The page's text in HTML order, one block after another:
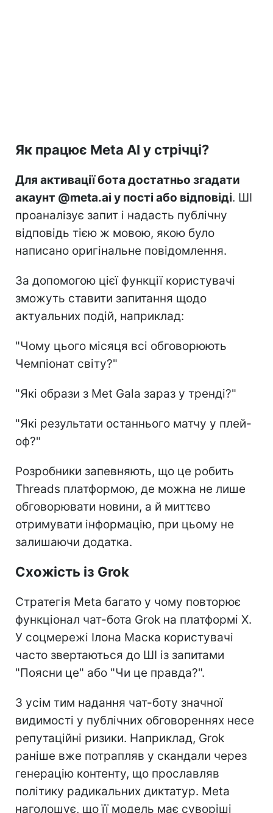
Як працює Meta AI у стрічці?
Для активації бота достатньо згадати
акаунт @meta.ai у пості або відповіді. ШІ
проаналізує запит і надасть публічну
відповідь тією ж мовою, якою було
написано оригінальне повідомлення.
За допомогою цієї функції користувачі
зможуть ставити запитання щодо
актуальних подій, наприклад:
"Чому цього місяця всі обговорюють
Чемпіонат світу?"
"Які образи з Met Gala зараз у тренді?"
"Які результати останнього матчу у плей-
оф?"
Розробники запевняють, що це робить
Threads платформою, де можна не лише
обговорювати новини, а й миттєво
отримувати інформацію, при цьому не
залишаючи додатка.
Схожість із Grok
Стратегія Meta багато у чому повторює
функціонал чат-бота Grok на платформі X.
У соцмережі Ілона Маска користувачі
часто звертаються до ШІ із запитами
"Поясни це" або "Чи це правда?".
З усім тим надання чат-боту значної
видимості у публічних обговореннях несе
репутаційні ризики. Наприклад, Grok
раніше вже потрапляв у скандали через
генерацію контенту, що прославляв
політику радикальних диктатур. Meta
наголошує, що її модель має суворіші